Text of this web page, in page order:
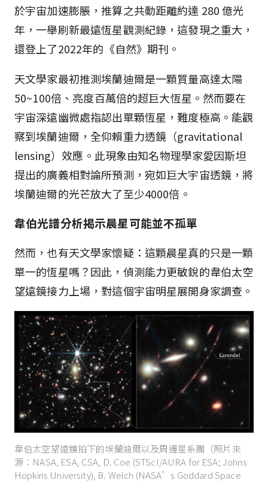
於宇宙加速膨脹，推算之共動距離約達 280 億光
年，一舉刷新最遠恆星觀測紀錄，這發現之重大，
還登上了2022年的《自然》期刊。
天文學家最初推測埃蘭迪爾是一顆質量高達太陽
50~100倍、亮度百萬倍的超巨大恆星。然而要在
宇宙深遠幽微處指認出單顆恆星，難度極高。能觀
察到埃蘭迪爾，全仰賴重力透鏡（gravitational
lensing）效應。此現象由知名物理學家愛因斯坦
提出的廣義相對論所預測，宛如巨大宇宙透鏡，將
埃蘭迪爾的光芒放大了至少4000倍。
韋伯光譜分析揭示晨星可能並不孤單
然而，也有天文學家懷疑：這顆晨星真的只是一顆
單一的恆星嗎？因此，偵測能力更敏銳的韋伯太空
望遠鏡接力上場，對這個宇宙明星展開身家調查。
韋伯太空望遠鏡拍下的埃蘭迪爾以及周邊星系團（照片來
源：NASA, ESA, CSA, D. Coe (STScI/AURA for ESA; Johns
Hopkins University), B. Welch (NASA’s Goddard Space